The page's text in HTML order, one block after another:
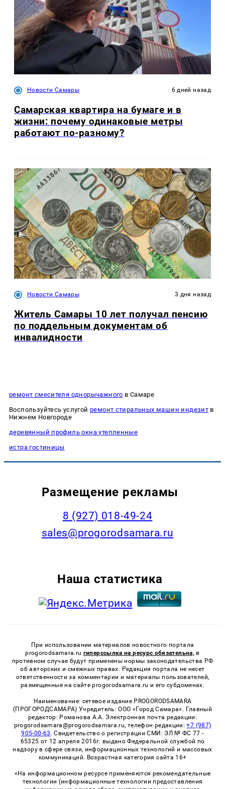
Новости Самары 6 дней назад
Самарская квартира на бумаге и в
жизни: почему одинаковые метры
работают по-разному?
Новости Самары 3 дня назад
Житель Самары 10 лет получал пенсию
по поддельным документам об
инвалидности
ремонт смесителя однорычажного в Самаре
Воспользуйтесь услугой ремонт стиральных машин индезит в
Нижнем Новгороде
деревянный профиль окна утепленные
истра гостиницы
Размещение рекламы
8 (927) 018-49-24
sales@progorodsamara.ru
Наша статистика
При использовании материалов новостного портала
progorodsamara.ru гиперссылка на ресурс обязательна, в
противном случае будут применены нормы законодательства РФ
об авторских и смежных правах. Редакция портала не несет
ответственности за комментарии и материалы пользователей,
размещенные на сайте progorodsamara.ru и его субдоменах.
Наименование: сетевое издание PROGORODSAMARA
(ПРОГОРОДСАМАРА) Учредитель: ООО «Город Самара». Главный
редактор: Романова А.А. Электронная почта редакции:
progorodsamara@progorodsamara.ru, телефон редакции:+7 (987)
905-00-63 . Свидетельство о регистрации СМИ: ЭЛ № ФС 77 -
65325 от 12 апреля 2016г. выдано Федеральной службой по
надзору в сфере связи, информационных технологий и массовых
коммуникаций. Возрастная категория сайта 16+
«На информационном ресурсе применяются рекомендательные
технологии (информационные технологии предоставления